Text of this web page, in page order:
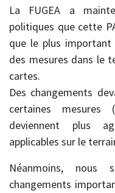
La FUGEA a
politiques que cette
que le plus
des mesures dans le
cartes.
Des changements
certaines mesures
deviennent plus
applicables sur le
Néanmoins, nous
changements